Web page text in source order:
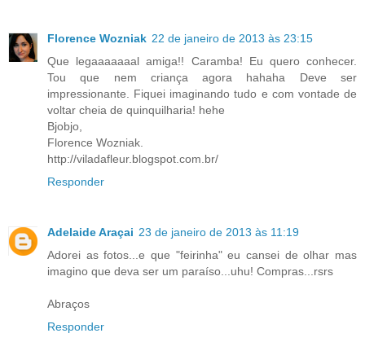
Florence Wozniak 22 de janeiro de 2013 às 23:15
Que legaaaaaaal amiga!! Caramba! Eu quero conhecer.
Tou que nem criança agora hahaha Deve ser
impressionante. Fiquei imaginando tudo e com vontade de
voltar cheia de quinquilharia! hehe
Bjobjo,
Florence Wozniak.
http://viladafleur.blogspot.com.br/
Responder
Adelaide Araçai 23 de janeiro de 2013 às 11:19
Adorei as fotos...e que "feirinha" eu cansei de olhar mas
imagino que deva ser um paraíso...uhu! Compras...rsrs
Abraços
Responder